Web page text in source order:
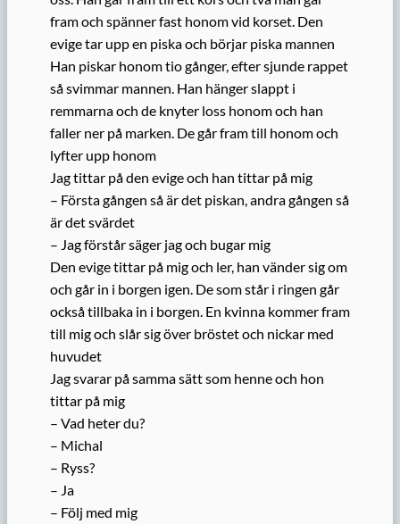
fram och spänner fast honom vid korset. Den
evige tar upp en piska och börjar piska mannen
Han piskar honom tio gånger, efter sjunde rappet
så svimmar mannen. Han hänger slappt i
remmarna och de knyter loss honom och han
faller ner på marken. De går fram till honom och
lyfter upp honom
Jag tittar på den evige och han tittar på mig
– Första gången så är det piskan, andra gången så
är det svärdet
– Jag förstår säger jag och bugar mig
Den evige tittar på mig och ler, han vänder sig om
och går in i borgen igen. De som står i ringen går
också tillbaka in i borgen. En kvinna kommer fram
till mig och slår sig över bröstet och nickar med
huvudet
Jag svarar på samma sätt som henne och hon
tittar på mig
– Vad heter du?
– Michal
– Ryss?
– Ja
– Följ med mig